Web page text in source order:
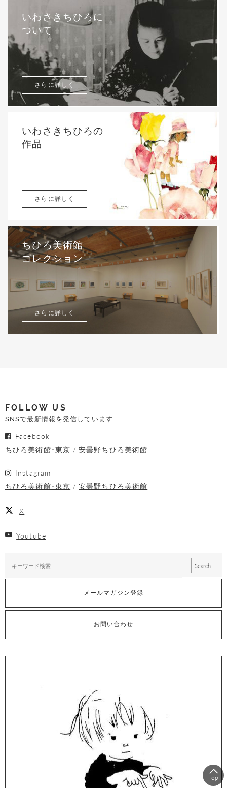
Top
いわさきちひろに
ついて
さらに詳しく
いわさきちひろの
作品
さらに詳しく
ちひろ美術館
コレクション
さらに詳しく
FOLLOW US
SNSで最新情報を発信しています
Facebook
ちひろ美術館･東京
安曇野ちひろ美術館
Instagram
ちひろ美術館･東京
安曇野ちひろ美術館
X
Youtube
メールマガジン登録
お問い合わせ